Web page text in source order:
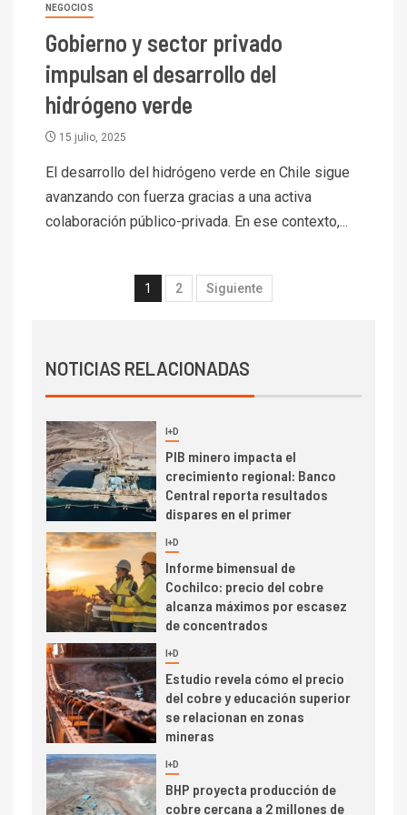
NEGOCIOS
Gobierno y sector privado
impulsan el desarrollo del
hidrógeno verde
15 julio, 2025
El desarrollo del hidrógeno verde en Chile sigue
avanzando con fuerza gracias a una activa
colaboración público-privada. En ese contexto,...
1 2 Siguiente
NOTICIAS RELACIONADAS
camión 100% eléctrico para
transportar cátodos al Puerto
de San Antonio
2
I+D
3
PIB minero impacta el
Central reporta resultados
dispares en el primer
Cochilco: precio del cobre
de concentrados
5 I+D
Estudio revela cómo el precio
del cobre y educación superior
se relacionan en zonas
mineras
6 I+D
BHP proyecta producción de
cobre cercana a 2 millones de
toneladas tras récord en
Escondida
7 I+D
Codelco reporta Ebitda de US$
6.670 millones y mejora sus
indicadores financieros
1 I+D
Codelco Ventanas prueba
camión 100% eléctrico para